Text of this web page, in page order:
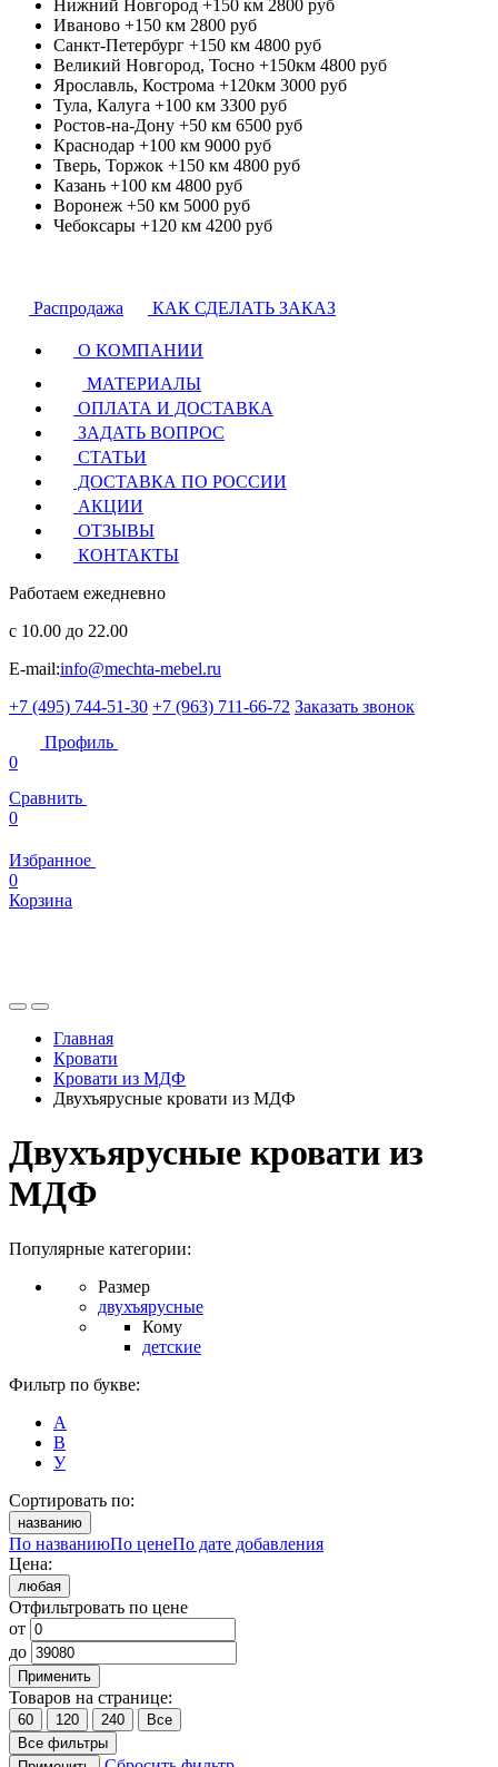
Нижний Новгород +150 км 2800 руб
Иваново +150 км 2800 руб
Санкт-Петербург +150 км 4800 руб
Великий Новгород, Тосно +150км 4800 руб
Ярославль, Кострома +120км 3000 руб
Тула, Калуга +100 км 3300 руб
Ростов-на-Дону +50 км 6500 руб
Краснодар +100 км 9000 руб
Тверь, Торжок +150 км 4800 руб
Казань +100 км 4800 руб
Воронеж +50 км 5000 руб
Чебоксары +120 км 4200 руб
Распродажа КАК СДЕЛАТЬ ЗАКАЗ
О КОМПАНИИ
МАТЕРИАЛЫ
ОПЛАТА И ДОСТАВКА
ЗАДАТЬ ВОПРОС
СТАТЬИ
ДОСТАВКА ПО РОССИИ
АКЦИИ
ОТЗЫВЫ
КОНТАКТЫ
Работаем ежедневно
с 10.00 до 22.00
E-mail:info@mechta-mebel.ru
+7 (495) 744-51-30 +7 (963) 711-66-72 Заказать звонок
Профиль
0
Сравнить
0
Избранное
0
Корзина
Главная
Кровати
Кровати из МДФ
Двухъярусные кровати из МДФ
Двухъярусные кровати из
МДФ
Популярные категории:
Размер
двухъярусные
Кому
детские
Фильтр по букве:
А
В
У
Сортировать по:
названию
По названиюПо ценеПо дате добавления
Цена:
любая
Отфильтровать по цене
от
до
Применить
Товаров на странице:
60 120 240
Все
Все фильтры